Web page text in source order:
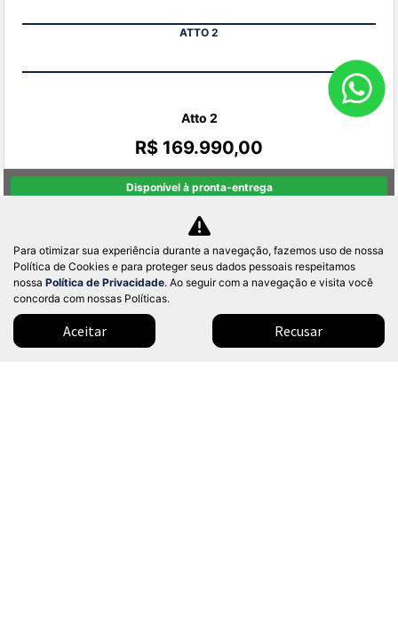
ATTO 2
Atto 2
R$ 169.990,00
Disponível à pronta-entrega
Confira a oferta
Para otimizar sua experiência durante a navegação, fazemos uso de nossa
Política de Cookies e para proteger seus dados pessoais respeitamos
nossa Política de Privacidade. Ao seguir com a navegação e visita você
concorda com nossas Políticas.
Aceitar Recusar